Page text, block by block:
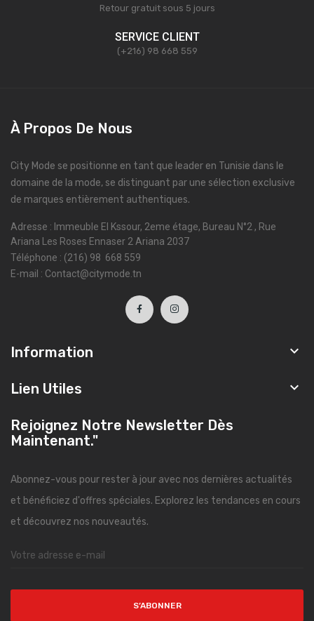
Retour gratuit sous 5 jours
SERVICE CLIENT
(+216) 98 668 559
À Propos De Nous
City Mode se positionne en tant que leader en Tunisie dans le
domaine de la mode, se distinguant par une sélection exclusive
de marques entièrement authentiques.
Adresse : Immeuble El Kssour, 2eme étage, Bureau N°2 , Rue
Ariana Les Roses Ennaser 2 Ariana 2037
Téléphone : (216) 98 668 559
E-mail : Contact@citymode.tn
Information 
Lien Utiles 
Rejoignez Notre Newsletter Dès
Maintenant."
Abonnez-vous pour rester à jour avec nos dernières actualités
et bénéficiez d'offres spéciales. Explorez les tendances en cours
et découvrez nos nouveautés.
S’ABONNER